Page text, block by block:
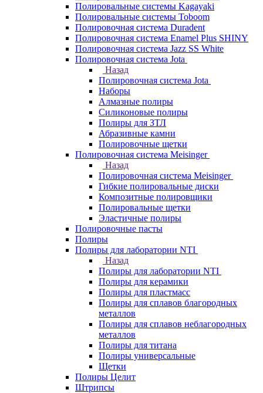
Полировальные системы Kagayaki
Полировальные системы Toboom
Полировочная система Duradent
Полировочная система Enamel Plus SHINY
Полировочная система Jazz SS White
Полировочная система Jota
Назад
Полировочная система Jota
Наборы
Алмазные полиры
Силиконовые полиры
Полиры для ЗТЛ
Абразивные камни
Полировочные щетки
Полировочная система Meisinger
Назад
Полировочная система Meisinger
Гибкие полировальные диски
Композитные полировщики
Полировальные щетки
Эластичные полиры
Полировочные пасты
Полиры
Полиры для лаборатории NTI
Назад
Полиры для лаборатории NTI
Полиры для керамики
Полиры для пластмасс
Полиры для сплавов благородных
металлов
Полиры для сплавов неблагородных
металлов
Полиры для титана
Полиры универсальные
Щетки
Полиры Целит
Штрипсы